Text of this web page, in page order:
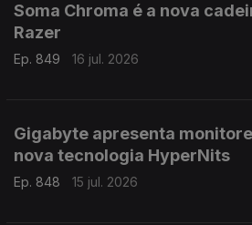
Soma Chroma é a nova
Razer
Ep. 849 16 jul. 2026
Gigabyte apresenta
nova tecnologia HyperNits
Ep. 848 15 jul. 2026